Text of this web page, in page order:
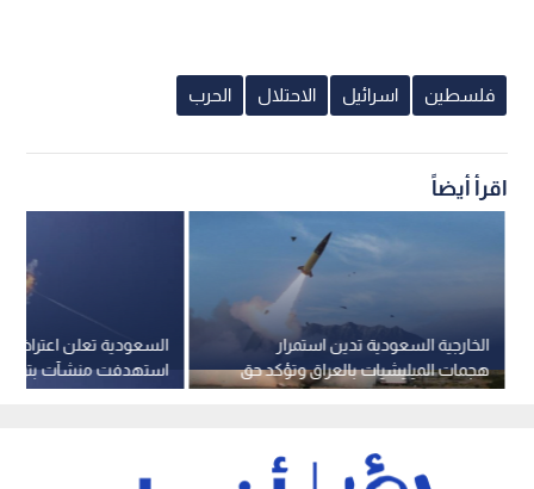
فلسطين اسرائيل الاحتلال الحرب
اقرأ أيضاً
السعودية تعلن اعتراض
استهدفت منشآت
الرد
الخارجية السعودية تدين استمرار
هجمات الميليشيات بالعراق وتؤكد حق
الرد